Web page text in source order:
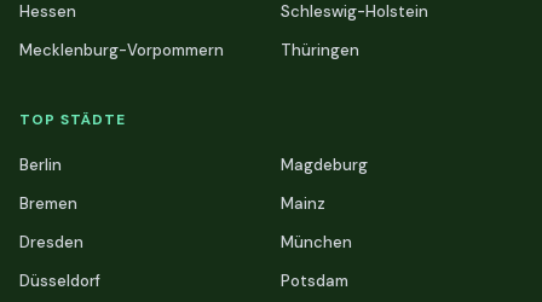
Hessen
Mecklenburg-Vorpommern
Schleswig-Holstein
Thüringen
TOP STÄDTE
Berlin
Bremen
Dresden
Düsseldorf
Magdeburg
Mainz
München
Potsdam